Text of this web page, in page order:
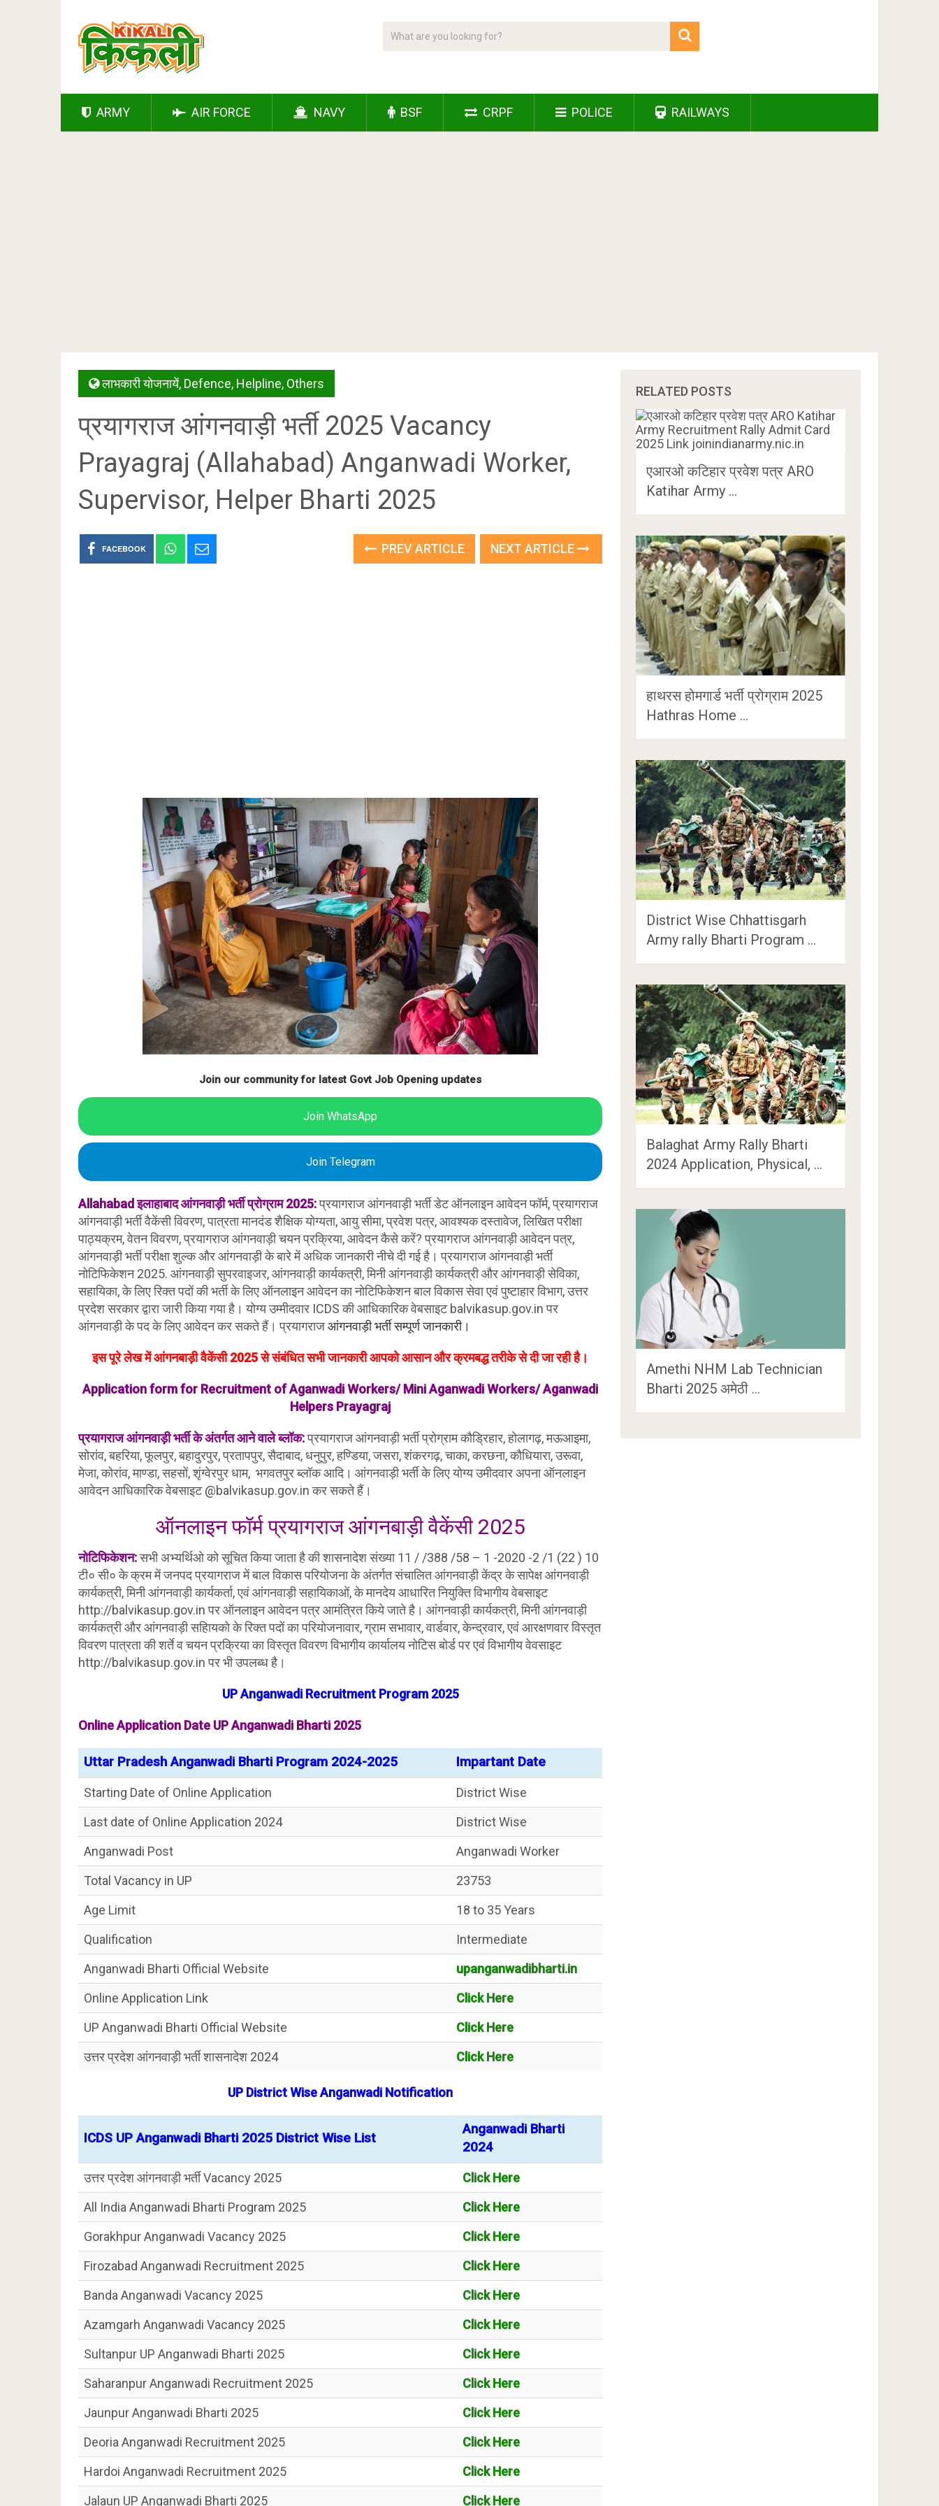
ARMY AIR FORCE NAVY BSF CRPF POLICE RAILWAYS
लाभकारी योजनायें, Defence, Helpline, Others
प्रयागराज आंगनवाड़ी भर्ती 2025 Vacancy
Prayagraj (Allahabad) Anganwadi Worker,
Supervisor, Helper Bharti 2025
FACEBOOK PREV ARTICLE NEXT ARTICLE
Join our community for latest Govt Job Opening updates
Join WhatsApp
Join Telegram
Allahabadइलाहाबादआंगनवाड़ी भर्ती प्रोग्राम 2025:प्रयागराज आंगनवाड़ी भर्ती डेट ऑनलाइन आवेदन फॉर्म, प्रयागराज
आंगनवाड़ी भर्ती वैकेंसी विवरण, पात्रता मानदंड शैक्षिक योग्यता, आयु सीमा, प्रवेश पत्र, आवश्यक दस्तावेज, लिखित परीक्षा
पाठ्यक्रम, वेतन विवरण, प्रयागराजआंगनवाड़ी चयन प्रक्रिया, आवेदन कैसे करें? प्रयागराज आंगनवाड़ी आवेदन पत्र,
आंगनवाड़ी भर्ती परीक्षा शुल्क और आंगनवाड़ी के बारे में अधिक जानकारी नीचे दी गई है। प्रयागराज आंगनवाड़ी भर्ती
नोटिफिकेशन 2025. आंगनवाड़ी सुपरवाइजर, आंगनवाड़ी कार्यकत्री, मिनी आंगनवाड़ी कार्यकत्री और आंगनवाड़ी सेविका,
सहायिका, के लिए रिक्त पदों की भर्ती के लिए ऑनलाइन आवेदन का नोटिफिकेशन बाल विकास सेवा एवं पुष्टाहार विभाग, उत्तर
प्रदेश सरकार द्वारा जारी किया गया है। योग्य उम्मीदवार ICDS की आधिकारिक वेबसाइट balvikasup.gov.in पर
आंगनवाड़ी के पद के लिए आवेदन कर सकते हैं। प्रयागराजआंगनवाड़ी भर्ती सम्पूर्ण जानकारी।
इस पूरे लेख में आंगनबाड़ी वैकेंसी 2025 से संबंधित सभी जानकारी आपको आसान और क्रमबद्ध तरीके से दी जा रही है।
Application form for Recruitment of Aganwadi Workers/ Mini Aganwadi Workers/ Aganwadi
Helpers Prayagraj
प्रयागराज आंगनवाड़ी भर्ती के अंतर्गत आने वाले ब्लॉक:प्रयागराज आंगनवाड़ी भर्ती प्रोग्राम कौड्रिहार, होलागढ़, मऊआइमा,
सोरांव, बहरिया, फूलपुर, बहादुरपुर, प्रतापपुर, सैदाबाद, धनुपुर, हण्डिया, जसरा, शंकरगढ़, चाका, करछना, कौधियारा, उरूवा,
मेजा, कोरांव, माण्डा, सहसों, शृंग्वेरपुर धाम, भगवतपुर ब्लॉक आदि। आंगनवाड़ी भर्ती के लिए योग्य उमीदवार अपना ऑनलाइन
आवेदन आधिकारिक वेबसाइट @balvikasup.gov.in कर सकते हैं।
ऑनलाइन फॉर्म प्रयागराज आंगनबाड़ी वैकेंसी 2025
नोटिफिकेशन:सभी अभ्यर्थिओ को सूचित किया जाता है की शासनादेश संख्या 11 / /388 /58 – 1 -2020 -2 /1 (22 ) 10
टी० सी० के क्रम में जनपद प्रयागराज में बाल विकास परियोजना के अंतर्गत संचालित आंगनवाड़ी केंद्र के सापेक्ष आंगनवाड़ी
कार्यकत्री, मिनी आंगनवाड़ी कार्यकर्ता, एवं आंगनवाड़ी सहायिकाओं, के मानदेय आधारित नियुक्ति विभागीय वेबसाइट
http://balvikasup.gov.in पर ऑनलाइन आवेदन पत्र आमंत्रित किये जाते है। आंगनवाड़ी कार्यकत्री, मिनी आंगनवाड़ी
कार्यकत्री और आंगनवाड़ी सहाियको के रिक्त पदों का परियोजनावार, ग्राम सभावार, वार्डवार, केन्द्रवार, एवं आरक्षणवार विस्तृत
विवरण पात्रता की शर्ते व चयन प्रक्रिया का विस्तृत विवरण विभागीय कार्यालय नोटिस बोर्ड पर एवं विभागीय वेवसाइट
http://balvikasup.gov.in पर भी उपलब्ध है।
UP Anganwadi Recruitment Program 2025
Online Application Date UP Anganwadi Bharti 2025
Uttar Pradesh Anganwadi Bharti Program 2024-2025 Impartant Date
Starting Date of Online Application
District Wise
Last date of Online Application 2024
District Wise
Anganwadi Post
Anganwadi Worker
Total Vacancy in UP
23753
Age Limit
18 to 35 Years
Qualification
Intermediate
Anganwadi Bharti Official Website
upanganwadibharti.in
Online Application Link
Click Here
UP Anganwadi Bharti Official Website
Click Here
उत्तर प्रदेश आंगनवाड़ी भर्ती शासनादेश 2024
Click Here
UP District Wise Anganwadi Notification
ICDS UP Anganwadi Bharti 2025 District Wise List
Anganwadi Bharti
2024
उत्तर प्रदेश आंगनवाड़ी भर्ती Vacancy 2025
Click Here
All India Anganwadi Bharti Program 2025
Click Here
Gorakhpur Anganwadi Vacancy 2025
Click Here
Firozabad Anganwadi Recruitment 2025
Click Here
Banda Anganwadi Vacancy 2025
Click Here
Azamgarh Anganwadi Vacancy 2025
Click Here
Sultanpur UP Anganwadi Bharti 2025
Click Here
Saharanpur Anganwadi Recruitment 2025
Click Here
Jaunpur Anganwadi Bharti 2025
Click Here
Deoria Anganwadi Recruitment 2025
Click Here
Hardoi Anganwadi Recruitment 2025
Click Here
Jalaun UP Anganwadi Bharti 2025
Click Here
RELATED POSTS
एआरओ कटिहार प्रवेश पत्र ARO
Katihar Army …
हाथरस होमगार्ड भर्ती प्रोग्राम 2025
Hathras Home …
District Wise Chhattisgarh
Army rally Bharti Program …
Balaghat Army Rally Bharti
2024 Application, Physical, …
Amethi NHM Lab Technician
Bharti 2025 अमेठी …